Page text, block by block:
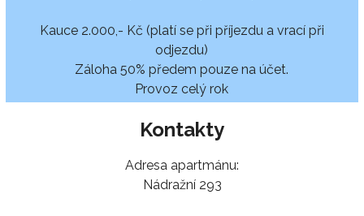
Kauce 2.000,- Kč (platí se při příjezdu a vrací při
odjezdu)
Záloha 50% předem pouze na účet.
Provoz celý rok
Kontakty
Adresa apartmánu:
Nádražní 293